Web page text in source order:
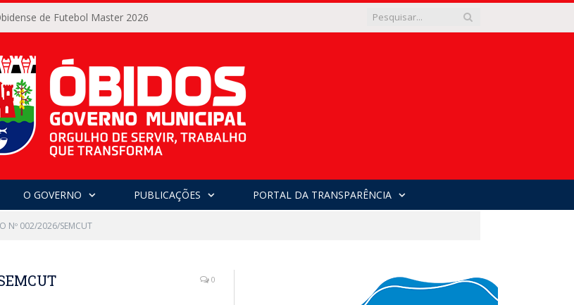
de Futebol Master 2026
O GOVERNO PUBLICAÇÕES PORTAL DA TRANSPARÊNCIA
Nº 002/2026/SEMCUT
0